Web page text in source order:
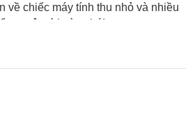
về chiếc máy tính thu nhỏ và nhiều
tuyệt vời này nhé!